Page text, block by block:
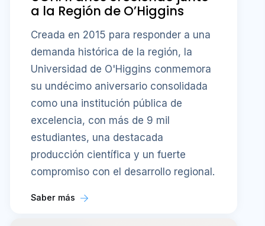
a la Región de O’Higgins
Creada en 2015 para responder a una
demanda histórica de la región, la
Universidad de O'Higgins conmemora
su undécimo aniversario consolidada
como una institución pública de
excelencia, con más de 9 mil
estudiantes, una destacada
producción científica y un fuerte
compromiso con el desarrollo regional.
Saber más